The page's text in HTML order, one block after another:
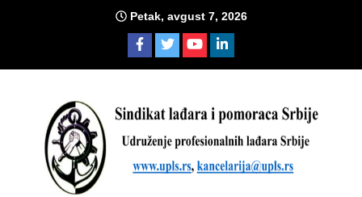
Petak, avgust 7, 2026